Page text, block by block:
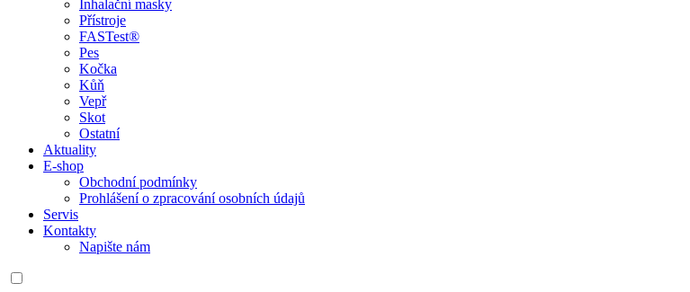
Inhalační masky
Přístroje
FASTest®
Pes
Kočka
Kůň
Vepř
Skot
Ostatní
Aktuality
E-shop
Obchodní podmínky
Prohlášení o zpracování osobních údajů
Servis
Kontakty
Napište nám